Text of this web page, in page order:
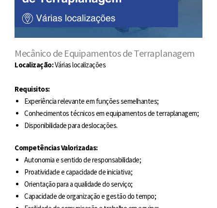
Mecânico de Equipamentos de Terraplanagem
Localização:Várias localizações
Requisitos:
Experiência relevante em funções semelhantes;
Conhecimentos técnicos em equipamentos de terraplanagem;
Disponibilidade para deslocações.
Competências Valorizadas:
Autonomia e sentido de responsabilidade;
Proatividade e capacidade de iniciativa;
Orientação para a qualidade do serviço;
Capacidade de organização e gestão do tempo;